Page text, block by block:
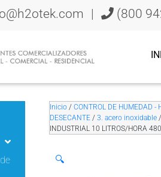
| (800
Inicio /CONTROL DE HUMEDAD
DESECANTE /3. acero inoxidable
INDUSTRIAL 10 LITROS/HORA
🔍